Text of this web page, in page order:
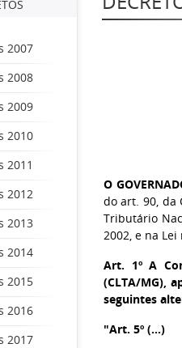
2007
2008
2009
2010
2011
2012
2013
2014
2015
2016
2017
O
do art. 90, da
Tributário
2002, e na Lei
Art. 1ºA
(CLTA/MG),
seguintes
"Art. 5º (...)